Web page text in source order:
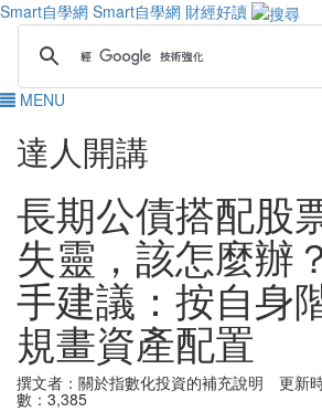
Smart自學網 Smart自學網 財經好讀
MENU
達人開講
長期公債搭配股
失靈，該怎麼辦
手建議：按自身
規畫資產配置
撰文者：關於指數化投資的補充說明 更新
數：3,385